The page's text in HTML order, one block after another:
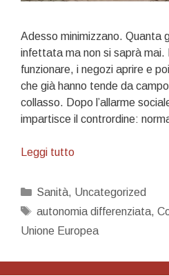
Adesso minimizzano. Quanta
infettata ma non si saprà mai.
funzionare, i negozi aprire e
che già hanno tende da
collasso. Dopo l’allarme
impartisce il contrordine:
Leggi tuttoIl
Categorie
Sanità, Uncategorized
Tag
autonomia differenziata,
Unione Europea